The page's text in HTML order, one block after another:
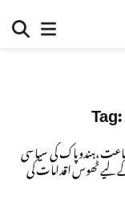
Tag:
،ہندوپاک کی سیاسی
لیے ٹھوس اقدامات کی